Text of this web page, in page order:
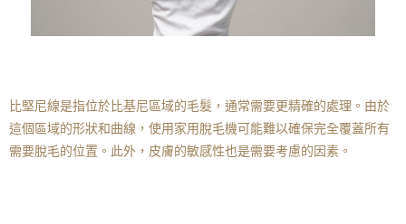
比堅尼線是指位於比基尼區域的毛髮，通常需要更精確的處理。由於
這個區域的形狀和曲線，使用家用脫毛機可能難以確保完全覆蓋所有
需要脫毛的位置。此外，皮膚的敏感性也是需要考慮的因素。